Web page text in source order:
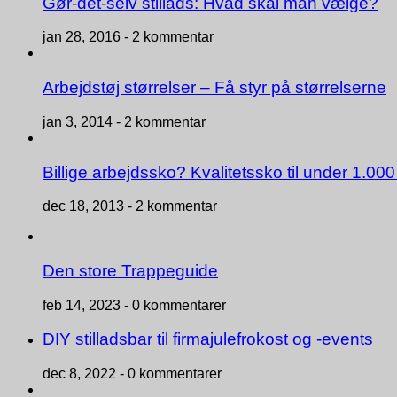
jan 28, 2016 - 2 kommentar
Arbejdstøj størrelser – Få styr på størrelserne
jan 3, 2014 - 2 kommentar
Billige arbejdssko? Kvalitetssko til under
dec 18, 2013 - 2 kommentar
Den store Trappeguide
feb 14, 2023 - 0 kommentarer
DIY stilladsbar til firmajulefrokost og -events
dec 8, 2022 - 0 kommentarer